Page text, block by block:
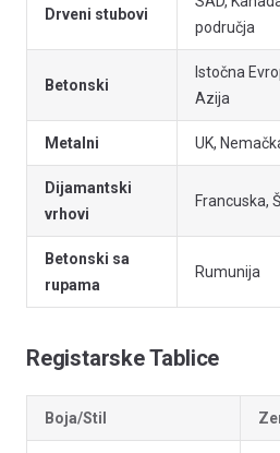
Drveni stubovi
područja
Betonski
Istočna
Azija
Metalni UK,
Dijamantski
vrhovi
Francuska,
Betonski sa
rupama
Rumunija
Registarske Tablice
Boja/Stil